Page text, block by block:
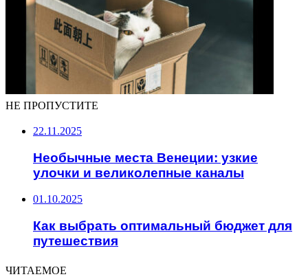
НЕ ПРОПУСТИТЕ
22.11.2025
Необычные места Венеции: узкие
улочки и великолепные каналы
01.10.2025
Как выбрать оптимальный бюджет для
путешествия
ЧИТАЕМОЕ